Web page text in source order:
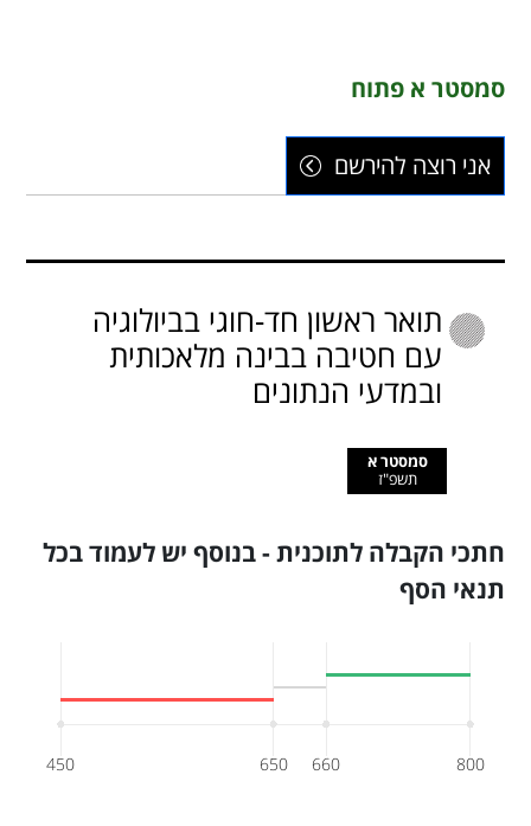
סמסטר א פתוח
אני רוצה להירשם
תואר ראשון חד-חוגי בביולוגיה
עם חטיבה בבינה מלאכותית
ובמדעי הנתונים
סמסטר א
תשפ"ז
חתכי הקבלה לתוכנית - בנוסף יש לעמוד בכל
תנאי הסף
450 650 660 800